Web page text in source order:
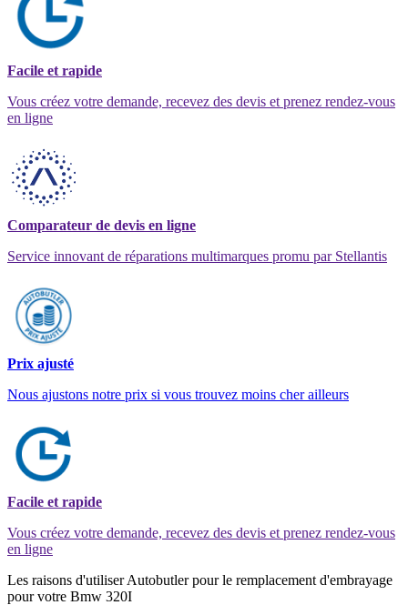
Facile et rapide
Vous créez votre demande, recevez des devis et prenez rendez-vous
en ligne
Comparateur de devis en ligne
Service innovant de réparations multimarques promu par Stellantis
Prix ajusté
Nous ajustons notre prix si vous trouvez moins cher ailleurs
Facile et rapide
Vous créez votre demande, recevez des devis et prenez rendez-vous
en ligne
Les raisons d'utiliser Autobutler pour le remplacement d'embrayage
pour votre Bmw 320I